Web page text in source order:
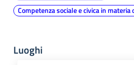
Competenza sociale e civica in
Luoghi